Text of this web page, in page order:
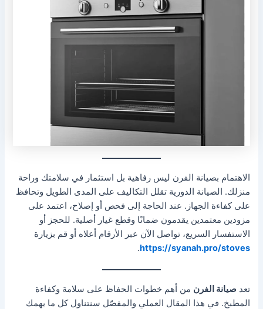
الاهتمام بصيانة الفرن ليس رفاهية بل استثمار في سلامتك وراحة
منزلك. الصيانة الدورية تقلل التكاليف على المدى الطويل وتحافظ
على كفاءة الجهاز. عند الحاجة إلى فحص أو إصلاح، اعتمد على
مزودين معتمدين يقدمون ضمانًا وقطع غيار أصلية. للحجز أو
الاستفسار السريع، تواصل الآن عبر الأرقام أعلاه أو قم بزيارة
https://syanah.pro/stoves
.
تعدصيانة الفرن من أهم خطوات الحفاظ على سلامة وكفاءة
المطبخ. في هذا المقال العملي والمفصّل سنتناول كل ما يهمك